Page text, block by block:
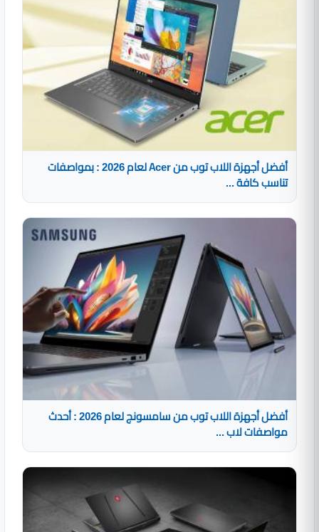
أفضل أجهزة اللاب توب من Acer لعام 2026 : بمواصفات
تناسب كافة ...
أفضل أجهزة اللاب توب من سامسونج لعام 2026 : أحدث
مواصفات لاب ...